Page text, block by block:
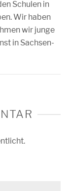
Schulen in
Wir haben
wir junge
in Sachsen-